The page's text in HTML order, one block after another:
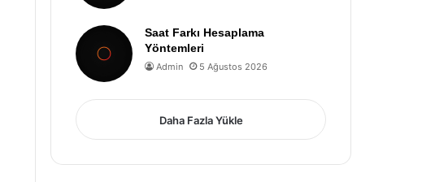
Saat Farkı Hesaplama
Yöntemleri
Admin 5 Ağustos 2026
Daha Fazla Yükle